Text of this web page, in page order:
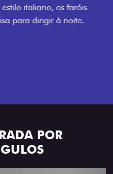
na Fiat Strada,
de 5 lugares e 4 portas.
POR